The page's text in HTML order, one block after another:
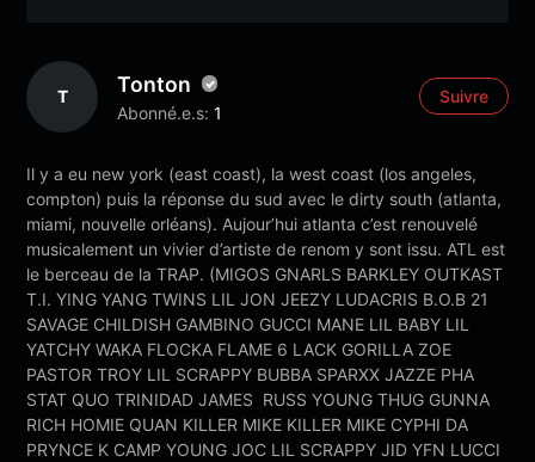
T Tonton
Abonné.e.s: 1
Suivre
Il y a eu new york (east coast), la west coast (los angeles,
compton) puis la réponse du sud avec le dirty south (atlanta,
miami, nouvelle orléans). Aujour’hui atlanta c’est renouvelé
musicalement un vivier d’artiste de renom y sont issu. ATL est
le berceau de la TRAP. (MIGOS GNARLS BARKLEY OUTKAST
T.I. YING YANG TWINS LIL JON JEEZY LUDACRIS B.O.B 21
SAVAGE CHILDISH GAMBINO GUCCI MANE LIL BABY LIL
YATCHY WAKA FLOCKA FLAME 6 LACK GORILLA ZOE
PASTOR TROY LIL SCRAPPY BUBBA SPARXX JAZZE PHA
STAT QUO TRINIDAD JAMES RUSS YOUNG THUG GUNNA
RICH HOMIE QUAN KILLER MIKE KILLER MIKE CYPHI DA
PRYNCE K CAMP YOUNG JOC LIL SCRAPPY JID YFN LUCCI